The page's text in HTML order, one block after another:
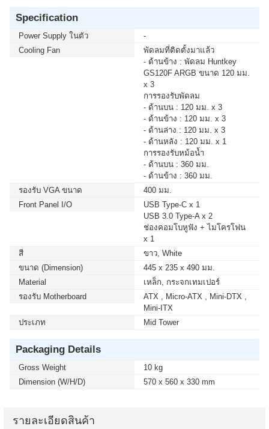
Specification
Power Supply ในตัว
-
Cooling Fan
พัดลมที่ติดตั้งมาแล้ว
- ด้านข้าง : พัดลม Huntkey
GS120F ARGB ขนาด 120 มม.
x 3
การรองรับพัดลม
- ด้านบน : 120 มม. x 3
- ด้านข้าง : 120 มม. x 3
- ด้านล่าง : 120 มม. x 3
- ด้านหลัง : 120 มม. x 1
การรองรับหม้อน้ำ
- ด้านบน : 360 มม.
- ด้านข้าง : 360 มม.
รองรับ VGA ขนาด
400 มม.
Front Panel I/O
USB Type-C x 1
USB 3.0 Type-A x 2
ช่องคอมโบหูฟัง + ไมโครโฟน
x 1
สี
ขาว, White
ขนาด (Dimension)
445 x 235 x 490 มม.
Material
เหล็ก, กระจกเทมเปอร์
รองรับ Motherboard
ATX , Micro-ATX , Mini-DTX ,
Mini-ITX
ประเภท
Mid Tower
Packaging Details
Gross Weight
10 kg
Dimension (W/H/D)
570 x 560 x 330 mm
รายละเอียดสินค้า